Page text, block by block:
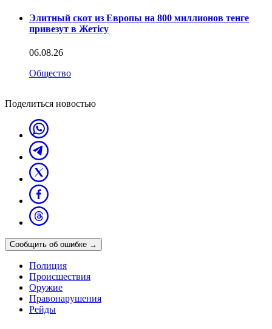
Элитный скот из Европы на 800 миллионов тенге
привезут в Жетісу
06.08.26
Общество
Поделиться новостью
Сообщить об ошибке →
Полиция
Происшествия
Оружие
Правонарушения
Рейды